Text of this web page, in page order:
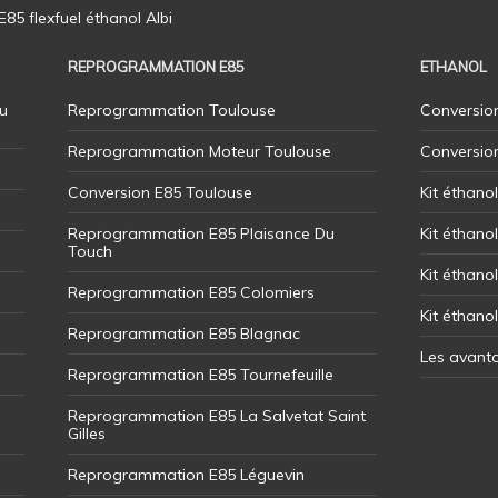
REPROGRAMMATION E85
Reprogrammation Toulouse
Reprogrammation Moteur Toulouse
Conversion E85 Toulouse
Reprogrammation E85 Plaisance Du
Touch
Reprogrammation E85 Colomiers
Reprogrammation E85 Blagnac
Reprogrammation E85 Tournefeuille
Reprogrammation E85 La Salvetat Saint
Gilles
Reprogrammation E85 Léguevin
ETHANOL
Kit
Kit
Kit
Kit
Les
flexfuel éthanol Albi